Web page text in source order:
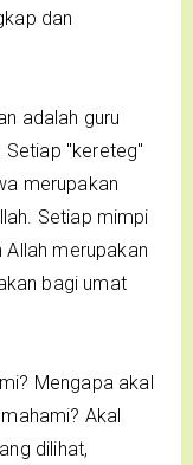
dan
adalah guru
Setiap "kereteg"
merupakan
Setiap mimpi
merupakan
bagi umat
Mengapa akal
Akal
dilihat,